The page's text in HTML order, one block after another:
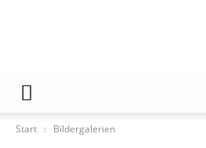
Start Bildergalerien